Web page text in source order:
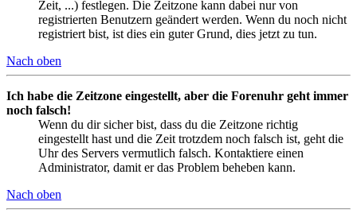
Zeit, ...) festlegen. Die Zeitzone kann dabei nur von
registrierten Benutzern geändert werden. Wenn du noch nicht
registriert bist, ist dies ein guter Grund, dies jetzt zu tun.
Nach oben
Ich habe die Zeitzone eingestellt, aber die Forenuhr geht immer
noch falsch!
Wenn du dir sicher bist, dass du die Zeitzone richtig
eingestellt hast und die Zeit trotzdem noch falsch ist, geht die
Uhr des Servers vermutlich falsch. Kontaktiere einen
Administrator, damit er das Problem beheben kann.
Nach oben